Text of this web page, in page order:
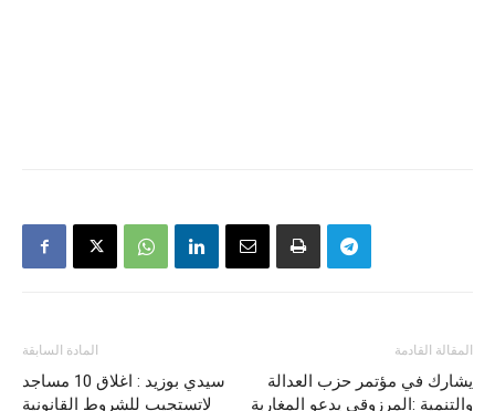
المادة السابقة
سيدي بوزيد : اغلاق 10 مساجد
لاتستجيب للشروط القانونية
المقالة القادمة
يشارك في مؤتمر حزب العدالة
والتنمية :المرزوقي يدعو المغاربة